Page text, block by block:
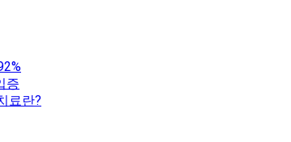
증
료란?